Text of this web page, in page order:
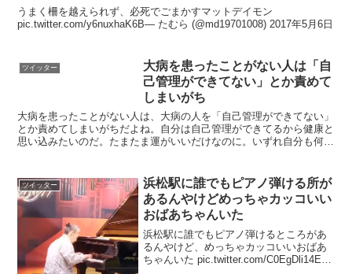
うまく柵を越えられず、必死でごまかすマットデイモン
pic.twitter.com/y6nuxhaK6B— たむら (@md19701008) 2017年5月6日
ツイッター
大病を患ったことがない人は「自
己管理ができてない」とか責めて
しまいがち
大病を患ったことがない人は、大病の人を「自己管理ができてない」
とか責めてしまいがちだよね。自分は自己管理ができてるから健康と
思い込みたいのだ。たまたま運がいいだけなのに。いずれ自分も何か
ツイッター
浜松駅に誰でもピアノ弾ける所が
あるんやけどめっちゃカッコいい
おばあちゃんいた
浜松駅に誰でもピアノ弾けるところがあ
るんやけど、めっちゃカッコいいおばあ
ちゃんいた pic.twitter.com/C0EgDli14E—